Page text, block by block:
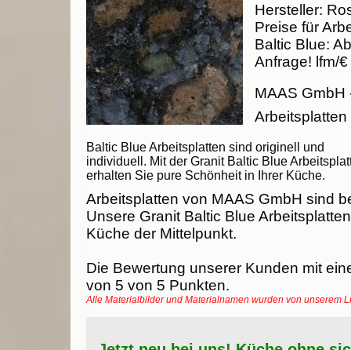
Baltic Blue Arbeitsplatten sind originell und
individuell. Mit der Granit Baltic Blue
erhalten Sie pure Schönheit in Ihrer Küche.
Hersteller:
Preise für
Baltic Blue:
Anfrage! lfm/€
MAAS GmbH
Arbeitsplatten
Arbeitsplatten von MAAS GmbH sind
Unsere Granit Baltic Blue
Küche der Mittelpunkt.
Die Bewertung unserer Kunden mit
von 5 von 5 Punkten.
Alle Materialbilder und Materialnamen wurden von unserem